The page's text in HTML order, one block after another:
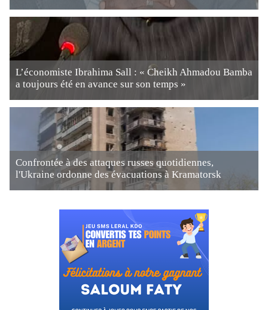
L’économiste Ibrahima Sall : « Cheikh Ahmadou Bamba
a toujours été en avance sur son temps »
Confrontée à des attaques russes quotidiennes,
l'Ukraine ordonne des évacuations à Kramatorsk